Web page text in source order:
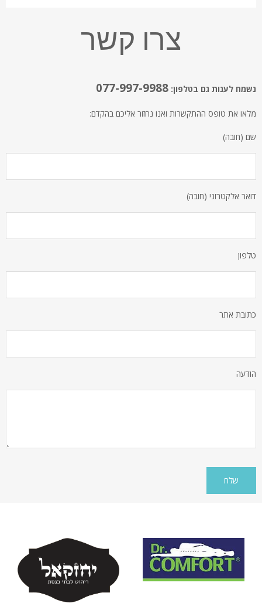
צרו קשר
נשמח לענות גם בטלפון: 077-997-9988
מלאו את טופס ההתקשרות ואנו נחזור אליכם בהקדם:
שם (חובה)
דואר אלקטרוני (חובה)
טלפון
כתובת אתר
הודעה